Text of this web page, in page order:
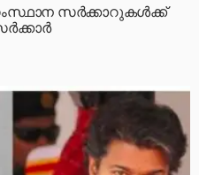
സർക്കാറുകൾക്ക്